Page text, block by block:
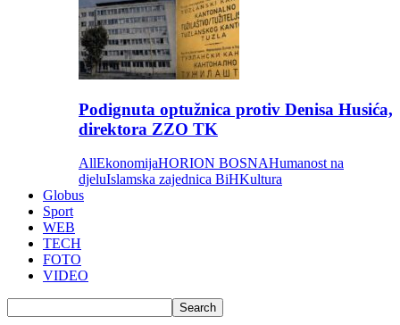
Podignuta optužnica protiv Denisa Husića,
direktora ZZO TK
AllEkonomijaHORION BOSNAHumanost na
djeluIslamska zajednica BiHKultura
Globus
Sport
WEB
TECH
FOTO
VIDEO